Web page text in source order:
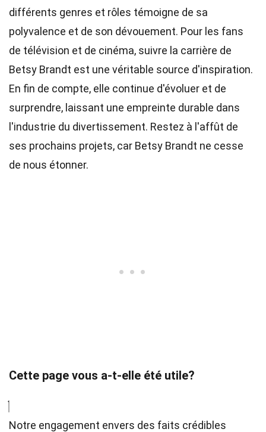
différents genres et rôles témoigne de sa
polyvalence et de son dévouement. Pour les fans
de télévision et de cinéma, suivre la carrière de
Betsy Brandt est une véritable source d'inspiration.
En fin de compte, elle continue d'évoluer et de
surprendre, laissant une empreinte durable dans
l'industrie du divertissement. Restez à l'affût de
ses prochains projets, car Betsy Brandt ne cesse
de nous étonner.
Cette page vous a-t-elle été utile?
Notre engagement envers des faits crédibles